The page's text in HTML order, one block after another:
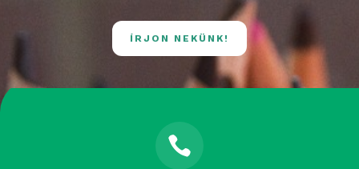
ÍRJON NEKÜNK!
